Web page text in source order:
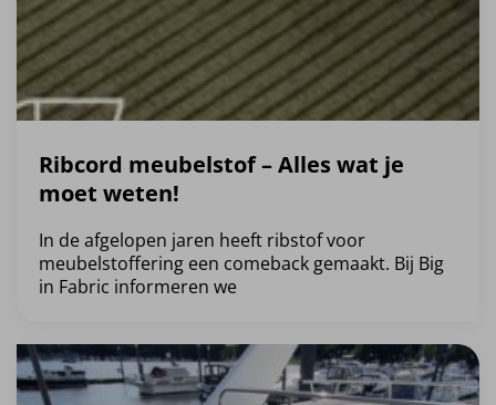
Ribcord meubelstof – Alles wat je
moet weten!
In de afgelopen jaren heeft ribstof voor
meubelstoffering een comeback gemaakt. Bij Big
in Fabric informeren we